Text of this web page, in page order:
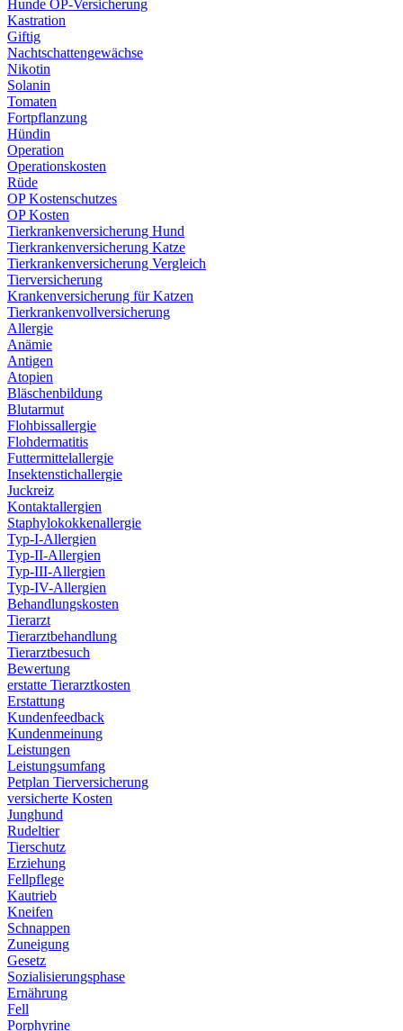
Hunde OP-Versicherung
Kastration
Giftig
Nachtschattengewächse
Nikotin
Solanin
Tomaten
Fortpflanzung
Hündin
Operation
Operationskosten
Rüde
OP Kostenschutzes
OP Kosten
Tierkrankenversicherung Hund
Tierkrankenversicherung Katze
Tierkrankenversicherung Vergleich
Tierversicherung
Krankenversicherung für Katzen
Tierkrankenvollversicherung
Allergie
Anämie
Antigen
Atopien
Bläschenbildung
Blutarmut
Flohbissallergie
Flohdermatitis
Futtermittelallergie
Insektenstichallergie
Juckreiz
Kontaktallergien
Staphylokokkenallergie
Typ-I-Allergien
Typ-II-Allergien
Typ-III-Allergien
Typ-IV-Allergien
Behandlungskosten
Tierarzt
Tierarztbehandlung
Tierarztbesuch
Bewertung
erstatte Tierarztkosten
Erstattung
Kundenfeedback
Kundenmeinung
Leistungen
Leistungsumfang
Petplan Tierversicherung
versicherte Kosten
Junghund
Rudeltier
Tierschutz
Erziehung
Fellpflege
Kautrieb
Kneifen
Schnappen
Zuneigung
Gesetz
Sozialisierungsphase
Ernährung
Fell
Porphyrine